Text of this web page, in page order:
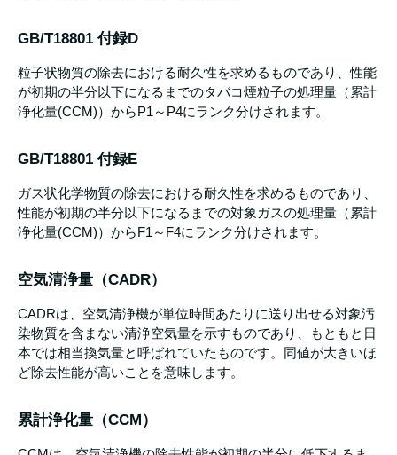
GB/T18801 付録D
粒子状物質の除去における耐久性を求めるものであり、性能
が初期の半分以下になるまでのタバコ煙粒子の処理量（累計
浄化量(CCM)）からP1～P4にランク分けされます。
GB/T18801 付録E
ガス状化学物質の除去における耐久性を求めるものであり、
性能が初期の半分以下になるまでの対象ガスの処理量（累計
浄化量(CCM)）からF1～F4にランク分けされます。
空気清浄量（CADR）
CADRは、空気清浄機が単位時間あたりに送り出せる対象汚
染物質を含まない清浄空気量を示すものであり、もともと日
本では相当換気量と呼ばれていたものです。同値が大きいほ
ど除去性能が高いことを意味します。
累計浄化量（CCM）